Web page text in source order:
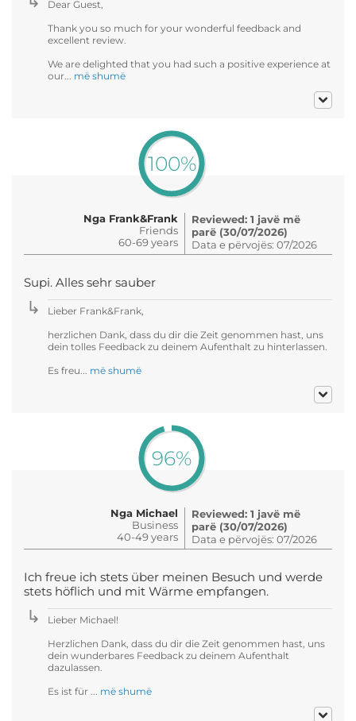
Dear Guest,
Thank you so much for your wonderful feedback and
excellent review.
We are delighted that you had such a positive experience at
our... më shumë
100%
Nga Frank&Frank
Friends
60-69 years
Reviewed: 1 javë më
parë (30/07/2026)
Data e përvojës: 07/2026
Supi. Alles sehr sauber
Lieber Frank&Frank,
herzlichen Dank, dass du dir die Zeit genommen hast, uns
dein tolles Feedback zu deinem Aufenthalt zu hinterlassen.
Es freu... më shumë
96%
Nga Michael
Business
40-49 years
Reviewed: 1 javë më
parë (30/07/2026)
Data e përvojës: 07/2026
Ich freue ich stets über meinen Besuch und werde
stets höflich und mit Wärme empfangen.
Lieber Michael!
Herzlichen Dank, dass du dir die Zeit genommen hast, uns
dein wunderbares Feedback zu deinem Aufenthalt
dazulassen.
Es ist für ... më shumë